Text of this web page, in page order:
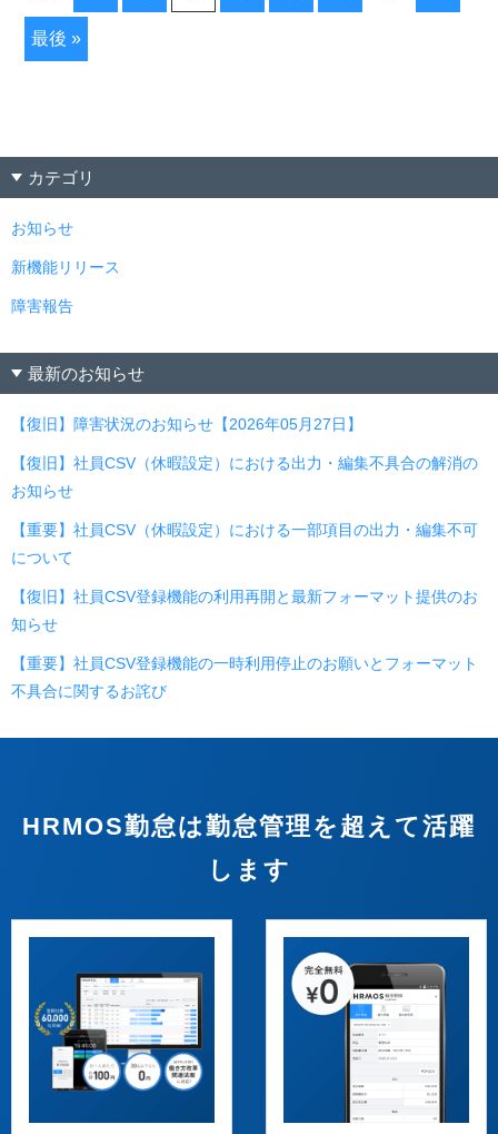
最後 »
カテゴリ
お知らせ
新機能リリース
障害報告
最新のお知らせ
【復旧】障害状況のお知らせ【2026年05月27日】
【復旧】社員CSV（休暇設定）における出力・編集不具合の解消の
お知らせ
【重要】社員CSV（休暇設定）における一部項目の出力・編集不可
について
【復旧】社員CSV登録機能の利用再開と最新フォーマット提供のお
知らせ
【重要】社員CSV登録機能の一時利用停止のお願いとフォーマット
不具合に関するお詫び
HRMOS勤怠は勤怠管理を超えて活躍
します